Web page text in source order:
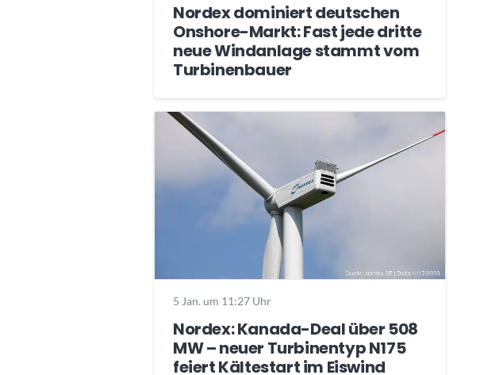
Nordex dominiert deutschen
Onshore-Markt: Fast jede dritte
neue Windanlage stammt vom
Turbinenbauer
5 Jan. um 11:27 Uhr
Nordex: Kanada-Deal über 508
MW – neuer Turbinentyp N175
feiert Kältestart im Eiswind